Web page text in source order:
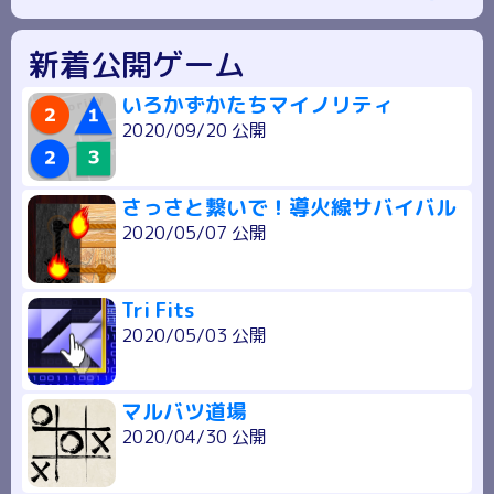
新着公開ゲーム
いろかずかたちマイノリティ
2020/09/20 公開
さっさと繋いで！導火線サバイバル
2020/05/07 公開
Tri Fits
2020/05/03 公開
マルバツ道場
2020/04/30 公開